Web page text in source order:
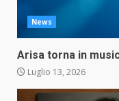
News
Arisa torna in
Luglio 13, 2026